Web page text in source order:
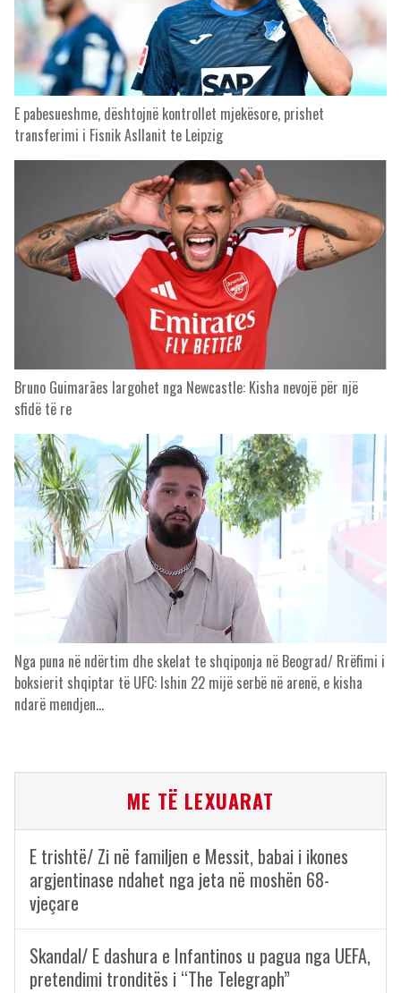
E pabesueshme, dështojnë kontrollet mjekësore, prishet
transferimi i Fisnik Asllanit te Leipzig
Bruno Guimarães largohet nga Newcastle: Kisha nevojë për një
sfidë të re
Nga puna në ndërtim dhe skelat te shqiponja në Beograd/ Rrëfimi i
boksierit shqiptar të UFC: Ishin 22 mijë serbë në arenë, e kisha
ndarë mendjen…
ME TË LEXUARAT
E trishtë/ Zi në familjen e Messit, babai i ikones
argjentinase ndahet nga jeta në moshën 68-
vjeçare
Skandal/ E dashura e Infantinos u pagua nga UEFA,
pretendimi tronditës i “The Telegraph”